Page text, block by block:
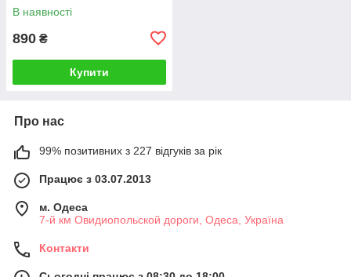
В наявності
890 ₴
Купити
Про нас
99% позитивних з 227 відгуків за рік
Працює з 03.07.2013
м. Одеса
7-й км Овидиопольской дороги, Одеса, Україна
Контакти